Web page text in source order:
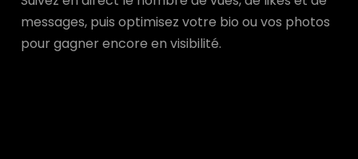
messages, puis optimisez votre bio ou vos photos
pour gagner encore en visibilité.